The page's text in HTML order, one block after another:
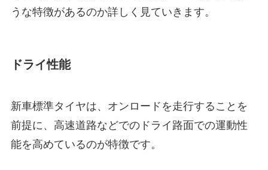
うな特徴があるのか詳しく見ていきます。
ドライ性能
新車標準タイヤは、オンロードを走行することを
前提に、高速道路などでのドライ路面での運動性
能を高めているのが特徴です。